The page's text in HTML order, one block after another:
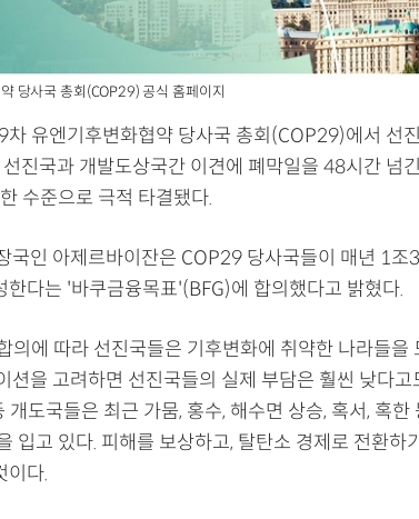
당사국 총회(COP29) 공식 홈페이지
유엔기후변화협약 당사국 총회(COP29)에서 선
진국과 개발도상국간 이견에 폐막일을 48시간 넘
수준으로 극적 타결됐다.
국인 아제르바이잔은 COP29 당사국들이 매년 1조
한다는 '바쿠금융목표'(BFG)에 합의했다고 밝혔다.
에 따라 선진국들은 기후변화에 취약한 나라들을
션을 고려하면 선진국들의 실제 부담은 훨씬 낮다고
개도국들은 최근 가뭄, 홍수, 해수면 상승, 혹서, 혹한
입고 있다. 피해를 보상하고, 탈탄소 경제로 전환하
이다.